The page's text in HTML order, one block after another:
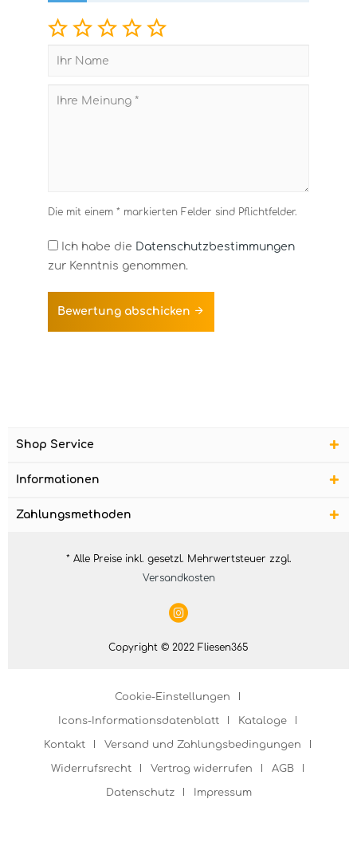
Die mit einem * markierten Felder sind Pflichtfelder.
Ich habe die Datenschutzbestimmungen
zur Kenntnis genommen.
Bewertung abschicken
Shop Service
Informationen
Zahlungsmethoden
* Alle Preise inkl. gesetzl. Mehrwertsteuer zzgl.
Versandkosten
Copyright © 2022 Fliesen365
Cookie-Einstellungen
Icons-Informationsdatenblatt Kataloge
Kontakt Versand und Zahlungsbedingungen
Widerrufsrecht Vertrag widerrufen AGB
Datenschutz Impressum